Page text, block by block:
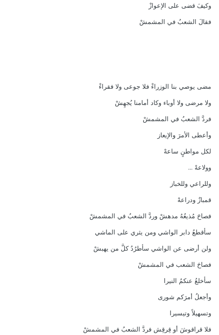
وكيفَ قضى على الإعوازْ
فقالَ الشعبُ في المشمشْ
مضى يوصي بنا الوزراءْ فلا جوعى ولا فقراءْ
ولا مرضى ولا أوباء وكاد أمامنا يُجهِشْ
فردَّ الشعبُ في المشمشْ
وأعطى الأمرَ والإيعاز
لكل مواطنٍ ساعهْ
وولاعهْ ...
وللراعي وللخباز
قمبازٌ ودراعهْ
فصاحَ مُذيعُهُ مدهشْ وردَّ الشعبُ في المشمشْ
سأقطعُ دابر الواشي ومن يثري على الماشي
ولن أرضى عن الواشي سأطرُدُ كلَّ من يهبشْ
فصاحَ الشعب في المشمشْ
سأخلعُ عنكمُ النيرا
وأجعلُ أمرَكم شورى
وتسهيلاً وتيسيرا
فلا قراقوشَ أو قِرقِش فردَّ الشعبُ في المشمشْ